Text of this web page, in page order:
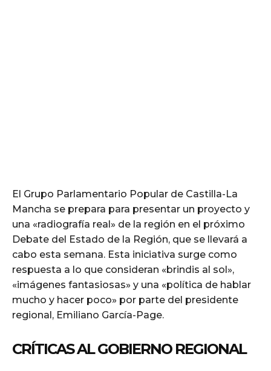
El Grupo Parlamentario Popular de Castilla-La
Mancha se prepara para presentar un proyecto y
una «radiografía real» de la región en el próximo
Debate del Estado de la Región, que se llevará a
cabo esta semana. Esta iniciativa surge como
respuesta a lo que consideran «brindis al sol»,
«imágenes fantasiosas» y una «política de hablar
mucho y hacer poco» por parte del presidente
regional, Emiliano García-Page.
CRÍTICAS AL GOBIERNO REGIONAL